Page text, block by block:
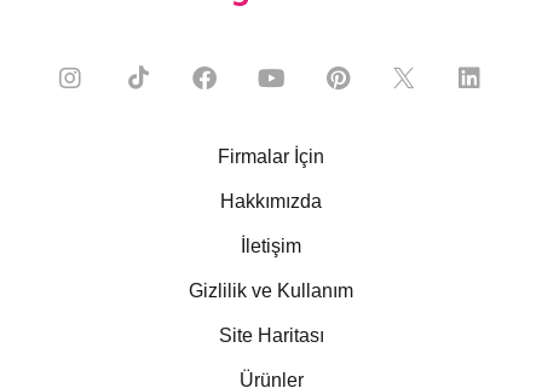
Firmalar İçin
Hakkımızda
İletişim
Gizlilik ve Kullanım
Site Haritası
Ürünler